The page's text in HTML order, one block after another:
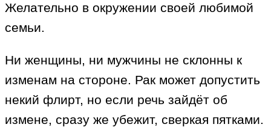
Желательно в окружении своей любимой
семьи.
Ни женщины, ни мужчины не склонны к
изменам на стороне. Рак может допустить
некий флирт, но если речь зайдёт об
измене, сразу же убежит, сверкая пятками.